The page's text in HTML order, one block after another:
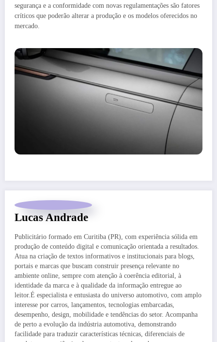
segurança e a conformidade com novas regulamentações são fatores
críticos que poderão alterar a produção e os modelos oferecidos no
mercado.
Lucas Andrade
Publicitário formado em Curitiba (PR), com experiência sólida em
produção de conteúdo digital e comunicação orientada a resultados.
Atua na criação de textos informativos e institucionais para blogs,
portais e marcas que buscam construir presença relevante no
ambiente online, sempre com atenção à coerência editorial, à
identidade da marca e à qualidade da informação entregue ao
leitor.É especialista e entusiasta do universo automotivo, com amplo
interesse por carros, lançamentos, tecnologias embarcadas,
desempenho, design, mobilidade e tendências do setor. Acompanha
de perto a evolução da indústria automotiva, demonstrando
facilidade para traduzir características técnicas, diferenciais de